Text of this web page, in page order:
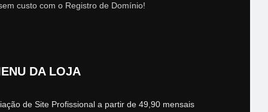
custo com o Registro de Domínio!
DA LOJA
de Site Profissional a partir de 49,90 mensais